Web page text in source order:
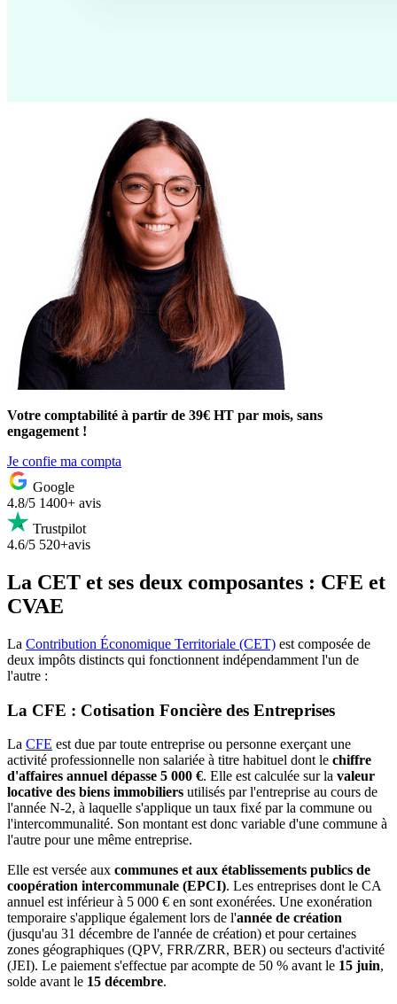
Votre comptabilité à partir de 39€ HT par mois, sans
engagement !
Je confie ma compta
Google
4.8/5 1400+ avis
Trustpilot
4.6/5 520+avis
La CET et ses deux composantes : CFE et
CVAE
La Contribution Économique Territoriale (CET) est composée de
deux impôts distincts qui fonctionnent indépendamment l'un de
l'autre :
La CFE : Cotisation Foncière des Entreprises
La CFE est due par toute entreprise ou personne exerçant une
activité professionnelle non salariée à titre habituel dont le chiffre
d'affaires annuel dépasse 5 000 €. Elle est calculée sur la valeur
locative des biens immobiliers utilisés par l'entreprise au cours de
l'année N-2, à laquelle s'applique un taux fixé par la commune ou
l'intercommunalité. Son montant est donc variable d'une commune à
l'autre pour une même entreprise.
Elle est versée aux communes et aux établissements publics de
coopération intercommunale (EPCI). Les entreprises dont le CA
annuel est inférieur à 5 000 € en sont exonérées. Une exonération
temporaire s'applique également lors de l'année de création
(jusqu'au 31 décembre de l'année de création) et pour certaines
zones géographiques (QPV, FRR/ZRR, BER) ou secteurs d'activité
(JEI). Le paiement s'effectue par acompte de 50 % avant le 15 juin,
solde avant le 15 décembre.